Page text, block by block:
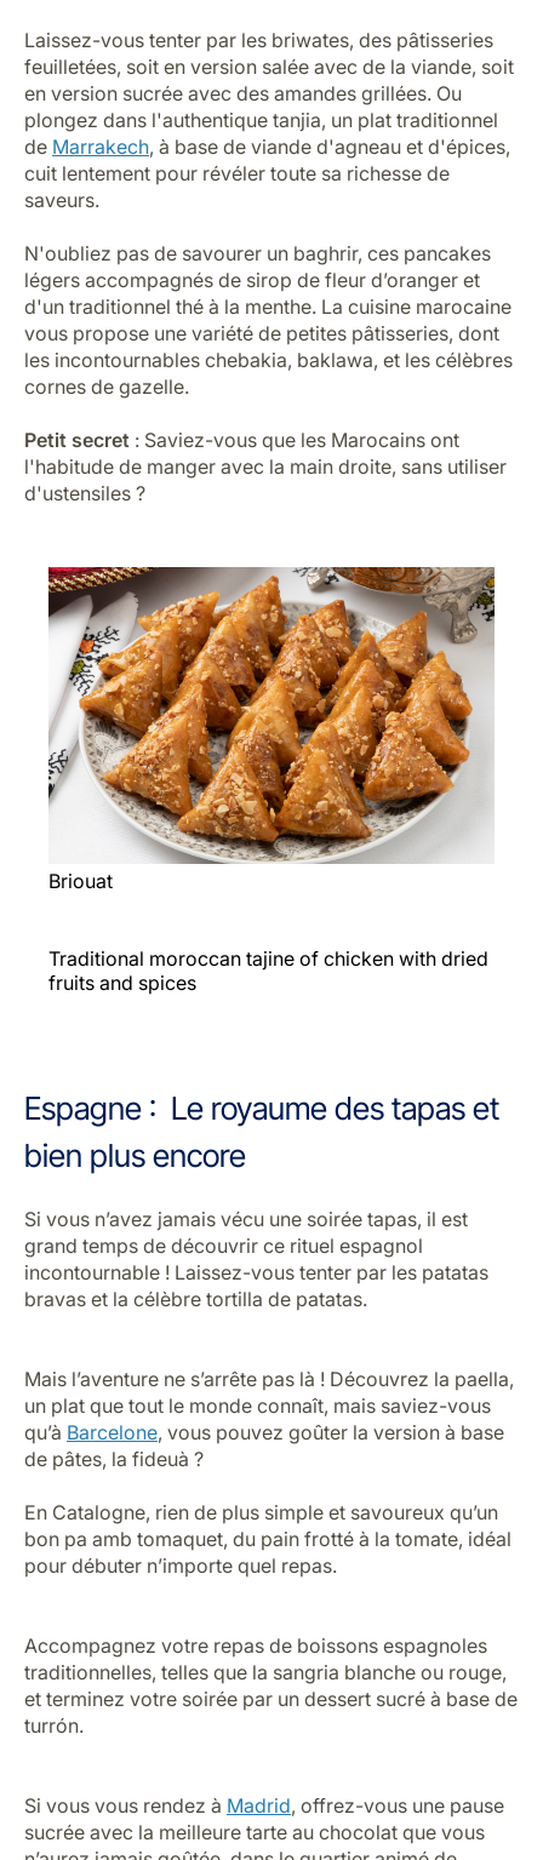
Laissez-vous tenter par les briwates, des pâtisseries
feuilletées, soit en version salée avec de la viande, soit
en version sucrée avec des amandes grillées. Ou
plongez dans l'authentique tanjia, un plat traditionnel
de Marrakech, à base de viande d'agneau et d'épices,
cuit lentement pour révéler toute sa richesse de
saveurs.
N'oubliez pas de savourer un baghrir, ces pancakes
légers accompagnés de sirop de fleur d’oranger et
d'un traditionnel thé à la menthe. La cuisine marocaine
vous propose une variété de petites pâtisseries, dont
les incontournables chebakia, baklawa, et les célèbres
cornes de gazelle.
Petit secret : Saviez-vous que les Marocains ont
l'habitude de manger avec la main droite, sans utiliser
d'ustensiles ?
Briouat
Traditional moroccan tajine of chicken with dried
fruits and spices
Espagne : Le royaume des tapas et
bien plus encore
grand temps de découvrir ce rituel espagnol
incontournable ! Laissez-vous tenter par les patatas
bravas et la célèbre tortilla de patatas.
Mais l’aventure ne s’arrête pas là ! Découvrez la paella,
un plat que tout le monde connaît, mais saviez-vous
qu’à Barcelone, vous pouvez goûter la version à base
de pâtes, la fideuà ?
bon pa amb tomaquet, du pain frotté à la tomate, idéal
pour débuter n’importe quel repas.